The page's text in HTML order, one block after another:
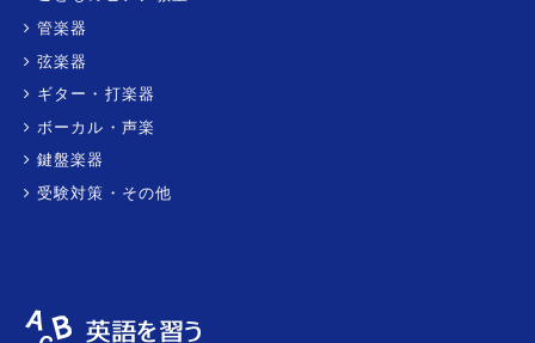
管楽器
弦楽器
ギター・打楽器
ボーカル・声楽
鍵盤楽器
受験対策・その他